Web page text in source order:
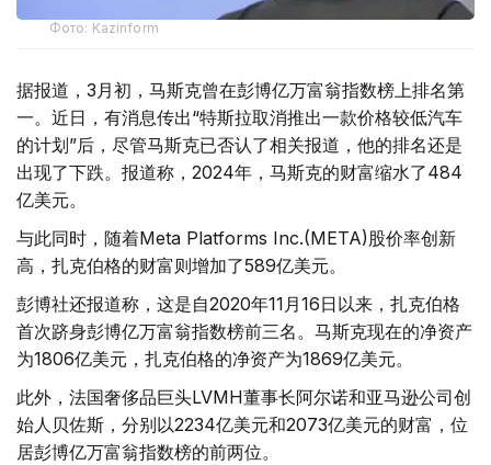
Фото: Kazinform
据报道，3月初，马斯克曾在彭博亿万富翁指数榜上排名第
一。近日，有消息传出“特斯拉取消推出一款价格较低汽车
的计划”后，尽管马斯克已否认了相关报道，他的排名还是
出现了下跌。报道称，2024年，马斯克的财富缩水了484
亿美元。
与此同时，随着Meta Platforms Inc.(META)股价率创新
高，扎克伯格的财富则增加了589亿美元。
彭博社还报道称，这是自2020年11月16日以来，扎克伯格
首次跻身彭博亿万富翁指数榜前三名。马斯克现在的净资产
为1806亿美元，扎克伯格的净资产为1869亿美元。
此外，法国奢侈品巨头LVMH董事长阿尔诺和亚马逊公司创
始人贝佐斯，分别以2234亿美元和2073亿美元的财富，位
居彭博亿万富翁指数榜的前两位。